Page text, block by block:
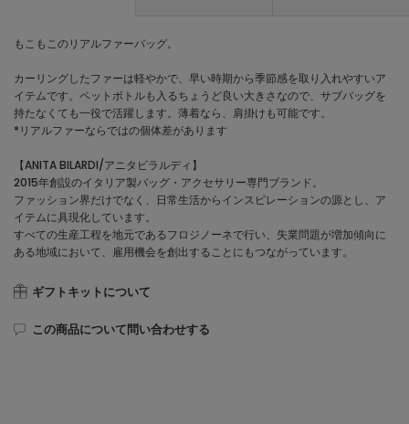
もこもこのリアルファーバッグ。
カーリングしたファーは軽やかで、早い時期から季節感を取り入れやすいア
イテムです。ペットボトルも入るちょうど良い大きさなので、サブバッグを
持たなくても一役で活躍します。薄着なら、肩掛けも可能です。
*リアルファーならではの個体差があります
【ANITA BILARDI/アニタビラルディ】
2015年創設のイタリア製バッグ・アクセサリー専門ブランド。
ファッション界だけでなく、日常生活からインスピレーションの源とし、ア
イテムに具現化しています。
すべての生産工程を地元であるフロジノーネで行い、失業問題が増加傾向に
ある地域において、雇用機会を創出することにもつながっています。
ギフトキットについて
この商品について問い合わせする